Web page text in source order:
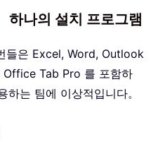
하나의 설치 프로그램
들은 Excel, Word, Outlook
Tab Pro 를 포함하
는 팀에 이상적입니다。